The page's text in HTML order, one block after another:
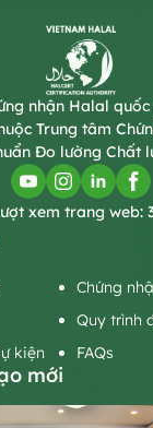
nhận Halal quốc
Trung tâm
Đo lường Chất
xem trang web:
Chứng
Quy trình
kiện
FAQs
mới